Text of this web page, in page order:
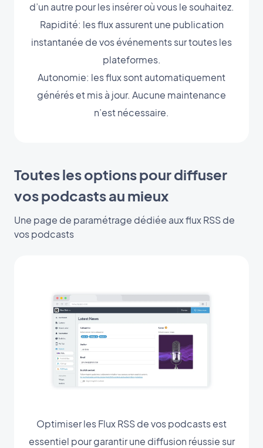
d’un autre pour les insérer où vous le souhaitez.
Rapidité: les flux assurent une publication
instantanée de vos événements sur toutes les
plateformes.
Autonomie: les flux sont automatiquement
générés et mis à jour. Aucune maintenance
n’est nécessaire.
Toutes les options pour diffuser
vos podcasts au mieux
Une page de paramétrage dédiée aux flux RSS de
vos podcasts
Optimiser les Flux RSS de vos podcasts est
essentiel pour garantir une diffusion réussie sur